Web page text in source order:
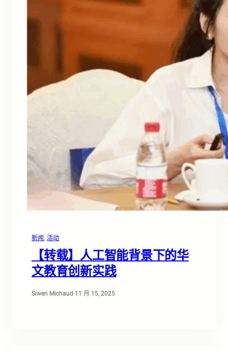
新闻, 活动
【转载】人工智能背景下的华
文教育创新实践
Siwen Michaud ·11 月 15, 2025